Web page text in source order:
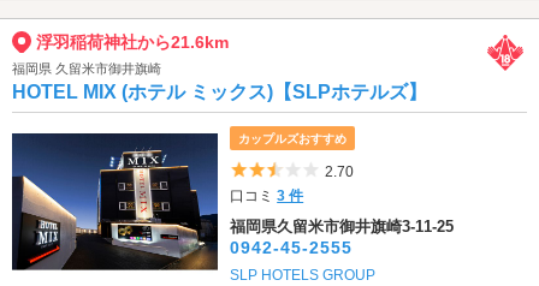
浮羽稲荷神社から21.6km
福岡県 久留米市御井旗崎
HOTEL MIX (ホテル ミックス)【SLPホテルズ】
カップルズおすすめ
5つ星のうち2.5
2.70
口コミ3 件
福岡県久留米市御井旗崎3-11-25
0942-45-2555
SLP HOTELS GROUP